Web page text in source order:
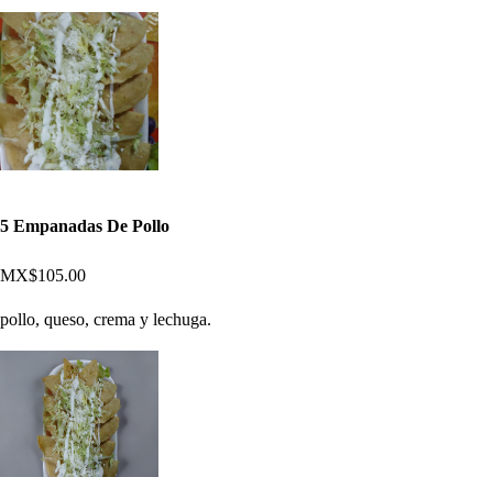
5 Empanadas De Pollo
MX$105.00
pollo, queso, crema y lechuga.